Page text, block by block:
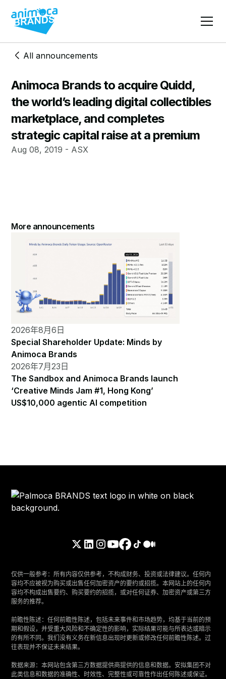
All announcements
Animoca Brands to acquire Quidd,
the world’s leading digital collectibles
marketplace, and completes
strategic capital raise at a premium
Aug 08, 2019 - ASX
More announcements
2026年8月6日
Special Shareholder Update: Minds by
Animoca Brands
2026年7月23日
The Sandbox and Animoca Brands launch
‘Creative Minds Jam #1, Hong Kong’
US$10,000 agentic AI competition
仅供一般参考：所有内容仅供参考，不构成财务、投资或法律建议。任何内
容均不应被视为购买或出售任何加密资产的要约或招揽。本网站上的任何内
容均不构成出售要约、购买要约的招揽，或对任何证券、加密资产或第三方
服务的推荐。
‍前瞻性陈述：任何前瞻性陈述，包括未来事件和市场趋势，均基于当前的预
期和假设，并受重大风险和不确定性的影响，实际结果可能与所表达或暗示
的有所不同。我们没有义务在新信息出现时更新或修改任何前瞻性陈述。过
往表现并不保证未来结果。
‍数据来源：本网站包含第三方数据提供商提供的信息和数据。安拟集团不对
此类信息和数据的准确性、时效性、完整性或可靠性作出任何陈述或保证。